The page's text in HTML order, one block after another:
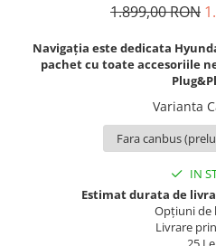
Navigatii Iveco
1.899,00 RON
Navigația este dedicata
pachet cu toate accesoriile
Varianta
IN
Estimat durata de
Opțiuni de
Livrare